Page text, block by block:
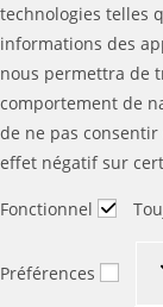
technologies telles
informations des
nous permettra de
comportement de
de ne pas
effet négatif sur
Fonctionnel
Préférences